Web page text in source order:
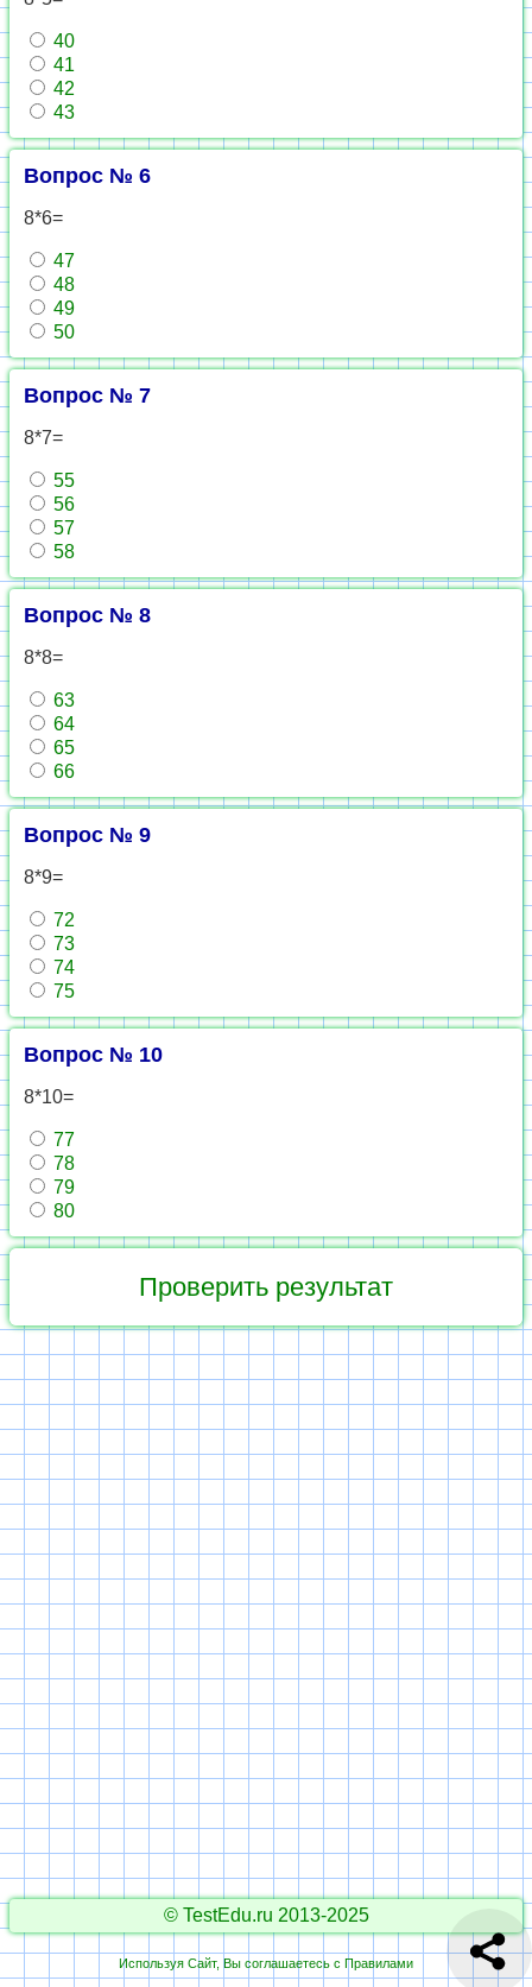
40
41
42
43
Вопрос № 6
8*6=
47
48
49
50
Вопрос № 7
8*7=
55
56
57
58
Вопрос № 8
8*8=
63
64
65
66
Вопрос № 9
8*9=
72
73
74
75
Вопрос № 10
8*10=
77
78
79
80
© TestEdu.ru 2013-2025
Используя Сайт, Вы соглашаетесь с Правилами